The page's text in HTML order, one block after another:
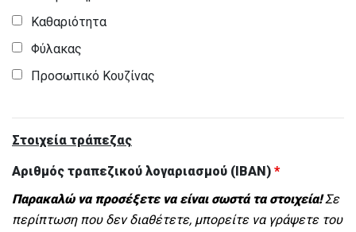
Καθαριότητα
Φύλακας
Προσωπικό Κουζίνας
Στοιχεία τράπεζας
Αριθμός τραπεζικού λογαριασμού (IBAN) *
Παρακαλώ να προσέξετε να είναι σωστά τα στοιχεία!Σε
περίπτωση που δεν διαθέτετε, μπορείτε να γράψετε του